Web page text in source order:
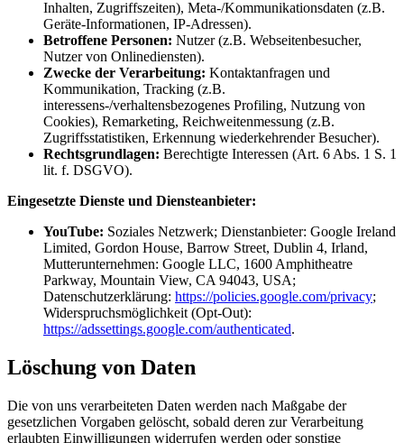
Inhalten, Zugriffszeiten), Meta-/Kommunikationsdaten (z.B.
Geräte-Informationen, IP-Adressen).
Betroffene Personen: Nutzer (z.B. Webseitenbesucher,
Nutzer von Onlinediensten).
Zwecke der Verarbeitung: Kontaktanfragen und
Kommunikation, Tracking (z.B.
interessens-/verhaltensbezogenes Profiling, Nutzung von
Cookies), Remarketing, Reichweitenmessung (z.B.
Zugriffsstatistiken, Erkennung wiederkehrender Besucher).
Rechtsgrundlagen: Berechtigte Interessen (Art. 6 Abs. 1 S. 1
lit. f. DSGVO).
Eingesetzte Dienste und Diensteanbieter:
YouTube: Soziales Netzwerk; Dienstanbieter: Google Ireland
Limited, Gordon House, Barrow Street, Dublin 4, Irland,
Mutterunternehmen: Google LLC, 1600 Amphitheatre
Parkway, Mountain View, CA 94043, USA;
Datenschutzerklärung: https://policies.google.com/privacy;
Widerspruchsmöglichkeit (Opt-Out):
https://adssettings.google.com/authenticated.
Löschung von Daten
Die von uns verarbeiteten Daten werden nach Maßgabe der
gesetzlichen Vorgaben gelöscht, sobald deren zur Verarbeitung
erlaubten Einwilligungen widerrufen werden oder sonstige